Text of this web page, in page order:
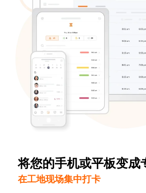
将您的手机或平板变成
在工地现场集中打卡